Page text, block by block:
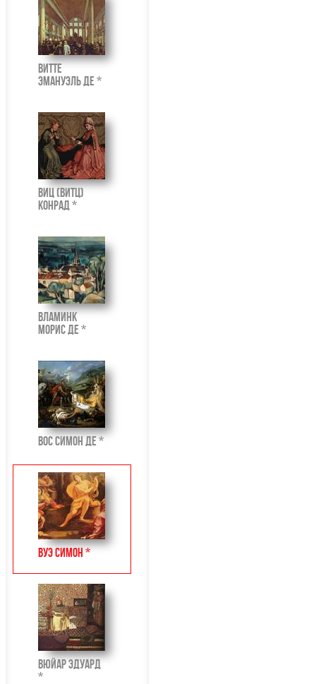
Витте
Эмануэль де *
Виц (Витц)
Конрад *
Вламинк
Морис де *
Вос Симон де *
Вуэ Симон *
Вюйар Эдуард
*